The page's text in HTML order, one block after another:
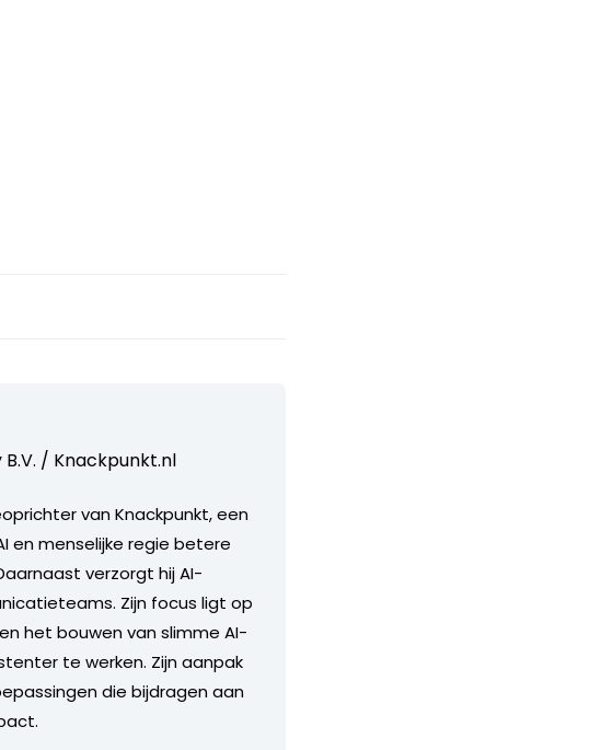
/ Knackpunkt.nl
van Knackpunkt, een
menselijke regie betere
verzorgt hij AI-
Zijn focus ligt op
het bouwen van slimme AI-
te werken. Zijn aanpak
die bijdragen aan